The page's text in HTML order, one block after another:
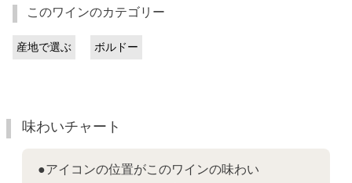
このワインのカテゴリー
産地で選ぶ ボルドー
味わいチャート
●アイコンの位置がこのワインの味わい